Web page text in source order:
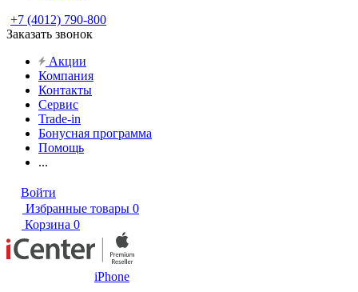
+7 (4012) 790-800
Заказать звонок
Акции
Компания
Контакты
Сервис
Trade-in
Бонусная программа
Помощь
...
Войти
Избранные товары 0
Корзина 0
iPhone